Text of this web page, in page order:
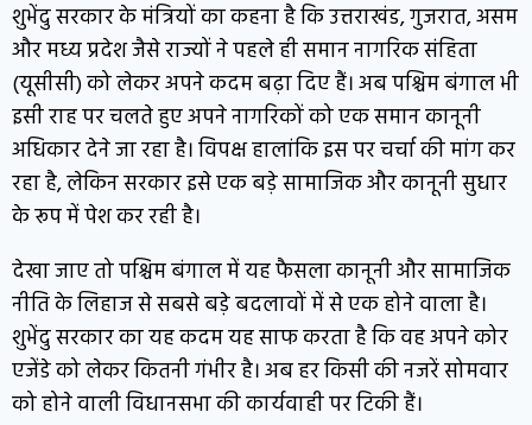
शुभेंदु सरकार के मंत्रियों का कहना है कि उत्तराखंड, गुजरात, असम
और मध्य प्रदेश जैसे राज्यों ने पहले ही समान नागरिक संहिता
(यूसीसी) को लेकर अपने कदम बढ़ा दिए हैं। अब पश्चिम बंगाल भी
इसी राह पर चलते हुए अपने नागरिकों को एक समान कानूनी
अधिकार देने जा रहा है। विपक्ष हालांकि इस पर चर्चा की मांग कर
रहा है, लेकिन सरकार इसे एक बड़े सामाजिक और कानूनी सुधार
के रूप में पेश कर रही है।
देखा जाए तो पश्चिम बंगाल में यह फैसला कानूनी और सामाजिक
नीति के लिहाज से सबसे बड़े बदलावों में से एक होने वाला है।
शुभेंदु सरकार का यह कदम यह साफ करता है कि वह अपने कोर
एजेंडे को लेकर कितनी गंभीर है। अब हर किसी की नजरें सोमवार
को होने वाली विधानसभा की कार्यवाही पर टिकी हैं।